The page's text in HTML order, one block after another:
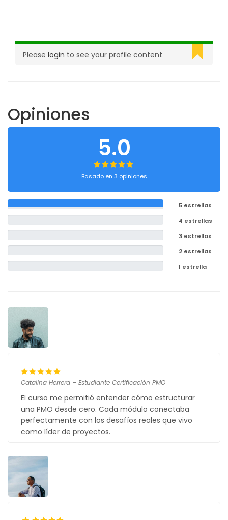
Please login to see your profile content
Opiniones
5.0
Basado en 3 opiniones
5 estrellas
4 estrellas
3 estrellas
2 estrellas
1 estrella
Catalina Herrera – Estudiante Certificación PMO
El curso me permitió entender cómo estructurar
una PMO desde cero. Cada módulo conectaba
perfectamente con los desafíos reales que vivo
como líder de proyectos.